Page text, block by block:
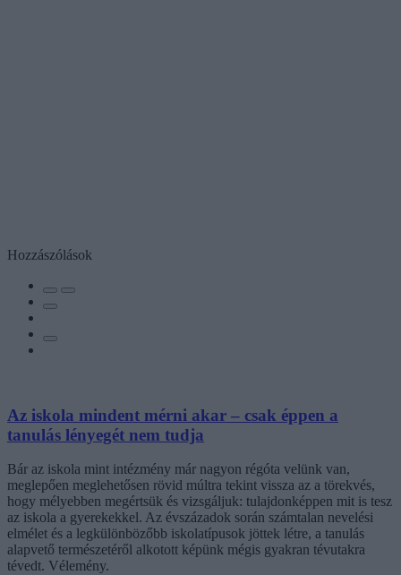
Hozzászólások
Az iskola mindent mérni akar – csak éppen a
tanulás lényegét nem tudja
Bár az iskola mint intézmény már nagyon régóta velünk van,
meglepően meglehetősen rövid múltra tekint vissza az a törekvés,
hogy mélyebben megértsük és vizsgáljuk: tulajdonképpen mit is tesz
az iskola a gyerekekkel. Az évszázadok során számtalan nevelési
elmélet és a legkülönbözőbb iskolatípusok jöttek létre, a tanulás
alapvető természetéről alkotott képünk mégis gyakran tévutakra
tévedt. Vélemény.